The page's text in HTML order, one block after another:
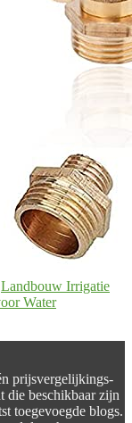
Irrigatie
Water
prijsvergelijkings-
die beschikbaar zijn
toegevoegde blogs.